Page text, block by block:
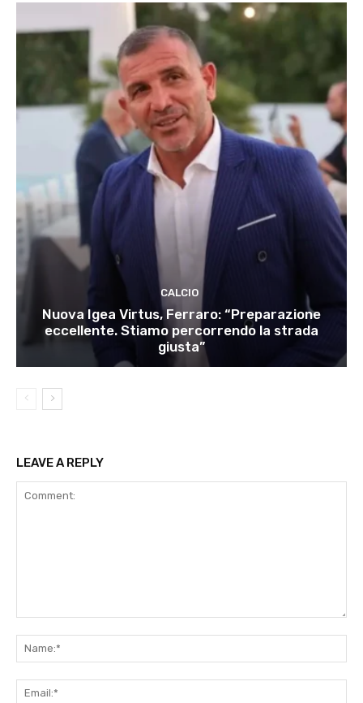
CALCIO
Nuova Igea Virtus, Ferraro: “Preparazione
eccellente. Stiamo percorrendo la strada
giusta”
LEAVE A REPLY